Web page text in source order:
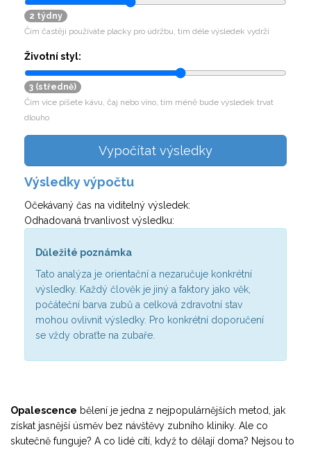
2 týdny
Čím častěji používáte placky pro údržbu, tím déle výsledek vydrží
Životní styl:
3 (středně)
Čím více píšete kávu, čaj nebo víno, tím méně bude výsledek trvat
dlouho
Vypočítat výsledky
Výsledky výpočtu
Očekávaný čas na viditelný výsledek:
Odhadovaná trvanlivost výsledku:
Důležité poznámka
Tato analýza je orientační a nezaručuje konkrétní
výsledky. Každý člověk je jiný a faktory jako věk,
počáteční barva zubů a celková zdravotní stav
mohou ovlivnit výsledky. Pro konkrétní doporučení
se vždy obraťte na zubaře.
Opalescence bělení je jedna z nejpopulárnějších metod, jak
získat jasnější úsměv bez návštěvy zubního kliniky. Ale co
skutečně funguje? A co lidé cítí, když to dělají doma? Nejsou to